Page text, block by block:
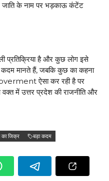
जाति के नाम पर भड़काऊ कंटेंट
प्रतिक्रिया है और कुछ लोग इसे
मानते हैं, जबकि कुछ का कहना
ऐसा कर रही है पर
में उत्तर प्रदेश की राजनीति और
का जिक्र
बड़ा कदम